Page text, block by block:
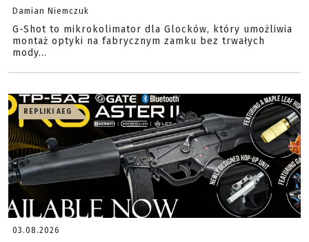
Damian Niemczuk
G-Shot to mikrokolimator dla Glocków, który umożliwia
montaż optyki na fabrycznym zamku bez trwałych
mody...
REPLIKI AEG
03.08.2026